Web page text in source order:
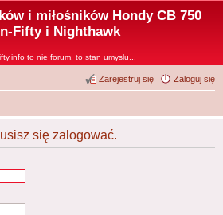
i miłośników Hondy CB 750
Fifty i Nighthawk
to nie forum, to stan umysłu...
Zaloguj się
Zarejestruj się
się zalogować.